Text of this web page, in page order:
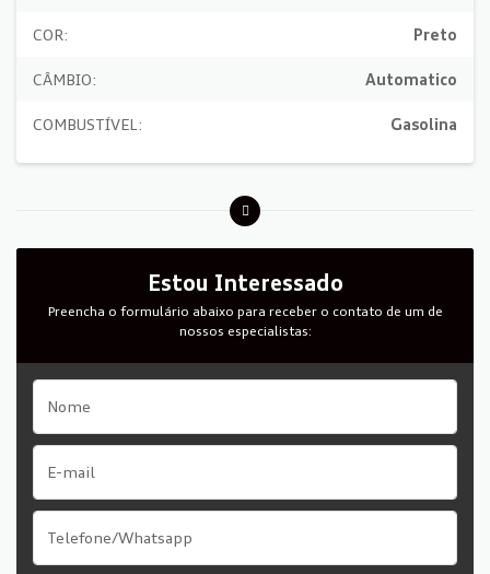
COR: Preto
CÂMBIO: Automatico
COMBUSTÍVEL: Gasolina
Estou Interessado
Preencha o formulário abaixo para receber o contato de um de
nossos especialistas: